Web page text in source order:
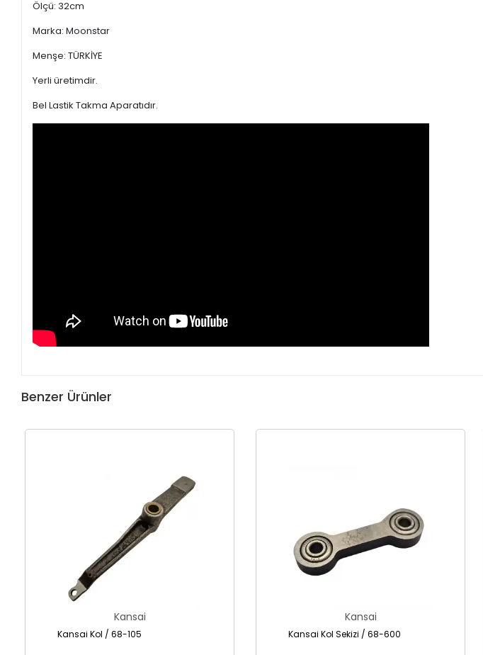
Ölçü: 32cm
Marka: Moonstar
Menşe: TÜRKİYE
Yerli üretimdir.
Bel Lastik Takma Aparatıdır.
Benzer Ürünler
Kansai
Kansai Kol / 68-105
Kansai
Kansai Kol Sekizi / 68-600